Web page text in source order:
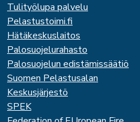
Tulityölupa palvelu
Pelastustoimi.fi
Hätäkeskuslaitos
Palosuojelurahasto
Palosuojelun edistämissäätiö
Suomen Pelastusalan
Keskusjärjestö
SPEK